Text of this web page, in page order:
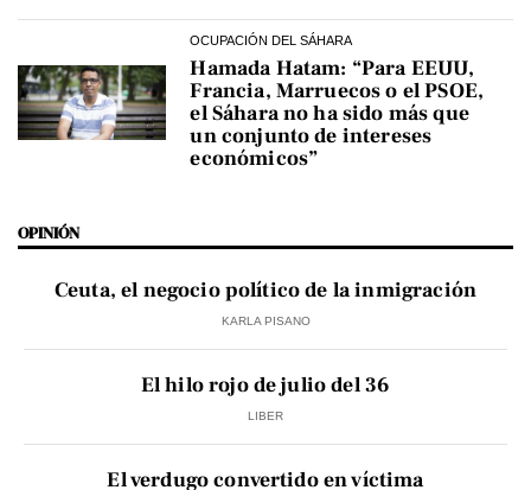
OCUPACIÓN DEL SÁHARA
Hamada Hatam: “Para EEUU,
Francia, Marruecos o el PSOE,
el Sáhara no ha sido más que
un conjunto de intereses
económicos”
OPINIÓN
Ceuta, el negocio político de la inmigración
KARLA PISANO
El hilo rojo de julio del 36
LIBER
El verdugo convertido en víctima